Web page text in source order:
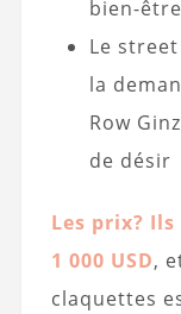
bien-
Le
la
Row
de désir
Les prix?
1 000 USD,
claquettes